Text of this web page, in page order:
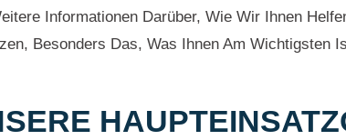
Informationen Darüber, Wie Wir Ihnen
Besonders Das, Was Ihnen Am Wichtigsten